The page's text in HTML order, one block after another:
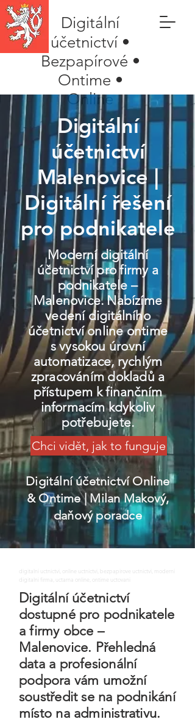
Digitální
účetnictví •
Bezpapírové •
Ontime •
Online
Digitální
účetnictví
Malenovice |
Digitální řešení
pro podnikatele
Moderní digitální
účetnictví pro firmy a
podnikatele –
Malenovice. Nabízíme
vedení digitálního
účetnictví online ontime
s vysokou úrovní
automatizace, rychlým
zpracováním dokladů a
přístupem k finančním
informacím kdykoliv
potřebujete.
Chci vidět, jak to funguje
Digitální účetnictví Online
& Ontime| Milan Makový,
daňový poradce
digitalni uctnictvi, online uctnictvi, bezpapirove uctnictvi, moderni
digitalni firma, uctarna online, ontime uctovani
Digitální účetnictví
dostupné pro podnikatele
a firmy obce –
Malenovice. Přehledná
data a profesionální
podpora vám umožní
soustředit se na podnikání
místo na administrativu.